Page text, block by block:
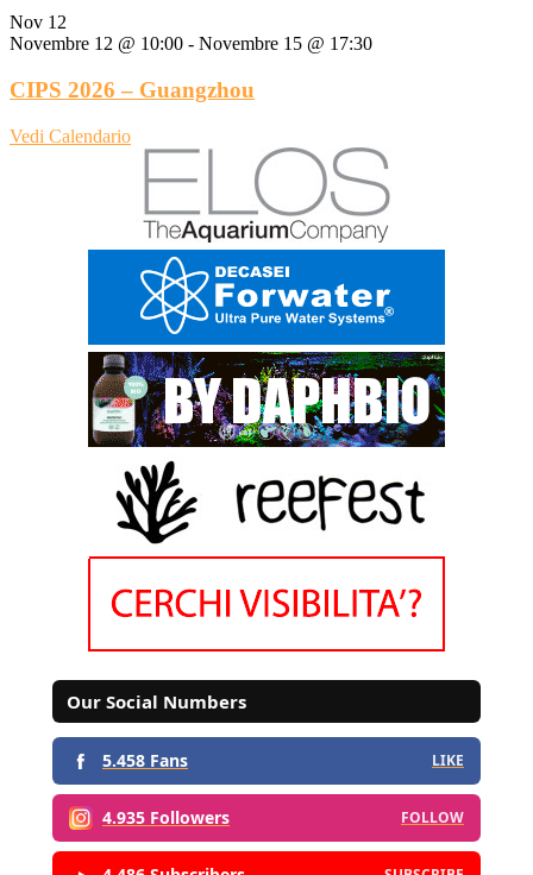
Nov 12
Novembre 12 @ 10:00 - Novembre 15 @ 17:30
CIPS 2026 – Guangzhou
Vedi Calendario
Our Social Numbers
5.458 Fans LIKE
4.935 Followers FOLLOW